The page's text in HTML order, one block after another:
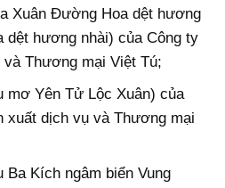
Xuân Đường Hoa dệt hương
dệt hương nhài) của Công ty
Thương mại Việt Tú;
Yên Tử Lộc Xuân) của
xuất dịch vụ và Thương mại
Kích ngâm biển Vung